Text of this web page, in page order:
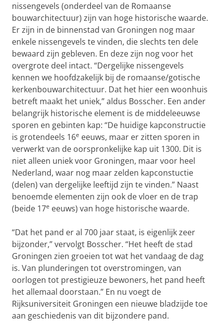
nissengevels (onderdeel van de Romaanse
bouwarchitectuur) zijn van hoge historische waarde.
Er zijn in de binnenstad van Groningen nog maar
enkele nissengevels te vinden, die slechts ten dele
bewaard zijn gebleven. En deze zijn nog voor het
overgrote deel intact. “Dergelijke nissengevels
kennen we hoofdzakelijk bij de romaanse/gotische
kerkenbouwarchitectuur. Dat het hier een woonhuis
betreft maakt het uniek,” aldus Bosscher. Een ander
belangrijk historische element is de middeleeuwse
sporen en gebinten kap: “De huidige kapconstructie
is grotendeels 16e eeuws, maar er zitten sporen in
verwerkt van de oorspronkelijke kap uit 1300. Dit is
niet alleen uniek voor Groningen, maar voor heel
Nederland, waar nog maar zelden kapconstuctie
(delen) van dergelijke leeftijd zijn te vinden.” Naast
benoemde elementen zijn ook de vloer en de trap
(beide 17e eeuws) van hoge historische waarde.
“Dat het pand er al 700 jaar staat, is eigenlijk zeer
bijzonder,” vervolgt Bosscher. “Het heeft de stad
Groningen zien groeien tot wat het vandaag de dag
is. Van plunderingen tot overstromingen, van
oorlogen tot prestigieuze bewoners, het pand heeft
het allemaal doorstaan.” En nu voegt de
Rijksuniversiteit Groningen een nieuwe bladzijde toe
aan geschiedenis van dit bijzondere pand.